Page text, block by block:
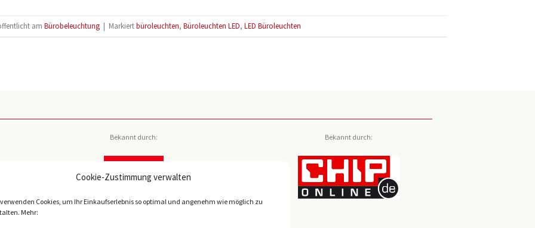
Cookie-Zustimmung verwalten
Cookies, um Ihr Einkaufserlebnis so optimal und angenehm wie möglich zu
Mehr:
am Bürobeleuchtung | Markiertbüroleuchten, Büroleuchten LED, LED Büroleuchten
Bekannt durch: Bekannt durch: